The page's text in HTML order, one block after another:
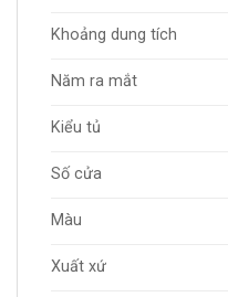
Khoảng dung tích
Năm ra mắt
Kiểu tủ
Số cửa
Màu
Xuất xứ